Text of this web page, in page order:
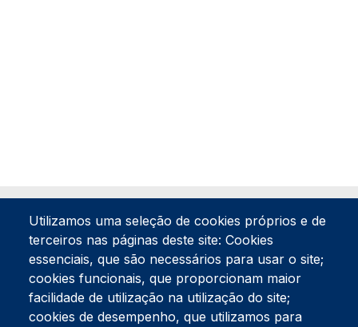
Tel:234 390 100Fax:234 390 100
Utilizamos uma seleção de cookies próprios e de
terceiros nas páginas deste site: Cookies
essenciais, que são necessários para usar o site;
cookies funcionais, que proporcionam maior
facilidade de utilização na utilização do site;
cookies de desempenho, que utilizamos para